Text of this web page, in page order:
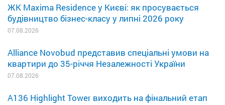
ЖК Maxima Residence у Києві: як просувається
будівництво бізнес-класу у липні 2026 року
07.08.2026
Alliance Novobud представив спеціальні умови на
квартири до 35-річчя Незалежності України
07.08.2026
A136 Highlight Tower виходить на фінальний етап